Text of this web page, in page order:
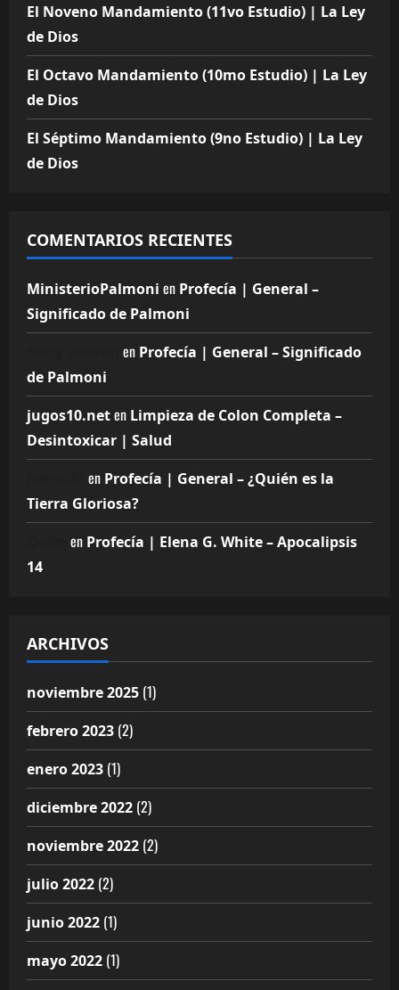
El Noveno Mandamiento (11vo Estudio) | La Ley
de Dios
El Octavo Mandamiento (10mo Estudio) | La Ley
de Dios
El Séptimo Mandamiento (9no Estudio) | La Ley
de Dios
COMENTARIOS RECIENTES
MinisterioPalmoni en Profecía | General –
Significado de Palmoni
en Profecía | General – Significado
de Palmoni
jugos10.neten Limpieza de Colon Completa –
Desintoxicar | Salud
en Profecía | General – ¿Quién es la
Tierra Gloriosa?
en Profecía | Elena G. White – Apocalipsis
14
ARCHIVOS
noviembre 2025 (1)
febrero 2023 (2)
enero 2023 (1)
diciembre 2022 (2)
noviembre 2022 (2)
julio 2022 (2)
junio 2022 (1)
mayo 2022 (1)